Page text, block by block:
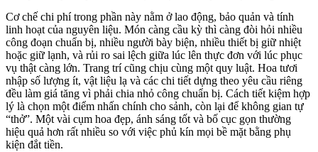
Cơ chế chi phí trong phần này nằm ở lao động, bảo quản và tính
linh hoạt của nguyên liệu. Món càng cầu kỳ thì càng đòi hỏi nhiều
công đoạn chuẩn bị, nhiều người bày biện, nhiều thiết bị giữ nhiệt
hoặc giữ lạnh, và rủi ro sai lệch giữa lúc lên thực đơn với lúc phục
vụ thật càng lớn. Trang trí cũng chịu cùng một quy luật. Hoa tươi
nhập số lượng ít, vật liệu lạ và các chi tiết dựng theo yêu cầu riêng
đều làm giá tăng vì phải chia nhỏ công chuẩn bị. Cách tiết kiệm hợp
lý là chọn một điểm nhấn chính cho sảnh, còn lại để không gian tự
“thở”. Một vài cụm hoa đẹp, ánh sáng tốt và bố cục gọn thường
hiệu quả hơn rất nhiều so với việc phủ kín mọi bề mặt bằng phụ
kiện đắt tiền.